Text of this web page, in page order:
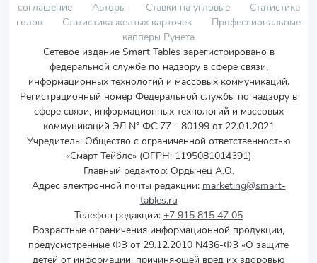
соглашение
Авторы Ставки на угловые
Статистика
голов
Статистика желтых карточек
Профессиональные
капперы Рунета
Сетевое издание Smart Tables зарегистрировано в
федеральной службе по надзору в сфере связи,
информационных технологий и массовых коммуникаций.
Регистрационный номер Федеральной службы по надзору в
сфере связи, информационных технологий и массовых
коммуникаций ЭЛ № ФС 77 - 80199 от 22.01.2021
Учредитель: Общество с ограниченной ответственностью
«Смарт Тейблс» (ОГРН: 1195081014391)
Главный редактор: Ордынец А.О.
Адрес электронной почты редакции: marketing@smart-
tables.ru
Телефон редакции: +7 915 815 47 05
Возрастные ограничения информационной продукции,
предусмотренные ФЗ от 29.12.2010 N436-ФЗ «О защите
детей от информации, причиняющей вред их здоровью